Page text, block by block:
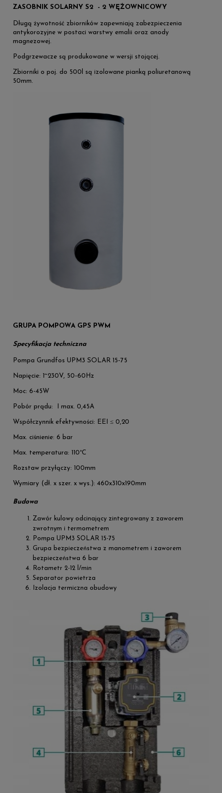
ZASOBNIK SOLARNY S2 - 2 WĘŻOWNICOWY
Długą żywotność zbiorników zapewniają zabezpieczenia
antykorozyjne w postaci warstwy emalii oraz anody
magnezowej.
Podgrzewacze są produkowane w wersji stojącej.
Zbiorniki o poj. do 500l są izolowane pianką poliuretanową
50mm.
GRUPA POMPOWA GPS PWM
Specyfikacja techniczna
Pompa Grundfos UPM3 SOLAR 15-75
Napięcie: 1~230V, 50-60Hz
Moc: 6-45W
Pobór prądu: I max. 0,45A
Współczynnik efektywności: EEI ≤ 0,20
Max. ciśnienie: 6 bar
Max. temperatura: 110°C
Rozstaw przyłączy: 100mm
Wymiary (dł. x szer. x wys.): 460x310x190mm
Budowa
Zawór kulowy odcinający zintegrowany z zaworem
zwrotnym i termometrem
Pompa UPM3 SOLAR 15-75
Grupa bezpieczeństwa z manometrem i zaworem
bezpieczeństwa 6 bar
Rotametr 2-12 l/min
Separator powietrza
Izolacja termiczna obudowy